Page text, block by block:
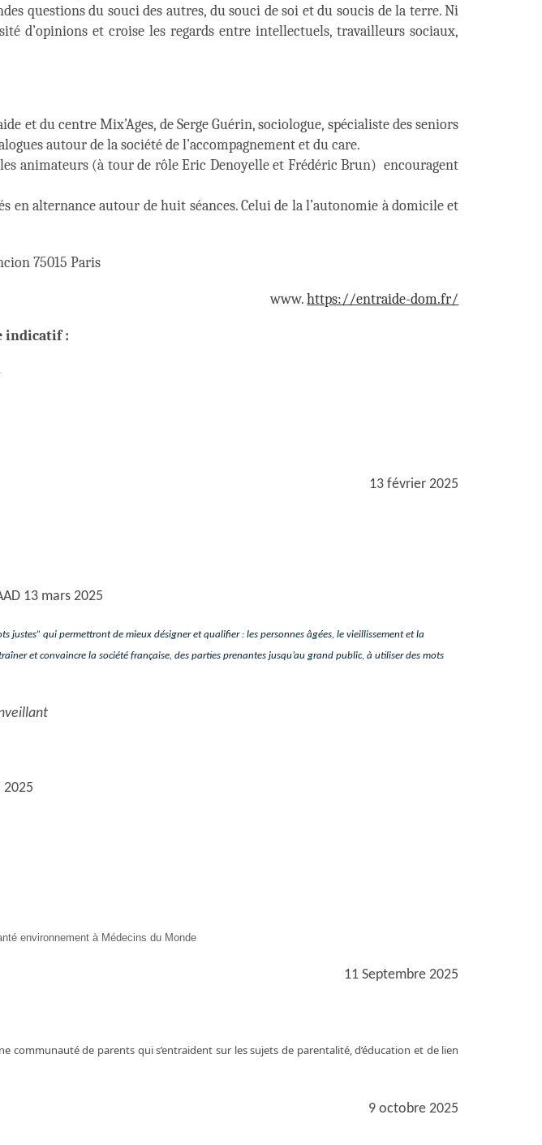
questions du souci des autres, du souci de soi et du soucis de la terre. Ni
d’opinions et croise les regards entre intellectuels, travailleurs sociaux,
et du centre Mix’Ages, de Serge Guérin, sociologue, spécialiste des seniors
autour de la société de l’accompagnement et du care.
animateurs (à tour de rôle Eric Denoyelle et Frédéric Brun) encouragent
en alternance autour de huit séances. Celui de la l’autonomie à domicile et
75015 Paris
www.https://entraide-dom.fr/
indicatif :
13 février 2025
13 mars 2025
justes” qui permettront de mieux désigner et qualifier : les personnes âgées, le vieillissement et la
et convaincre la société française, des parties prenantes jusqu’au grand public, à utiliser des mots
2025
environnement à Médecins du Monde
11 Septembre 2025
communauté de parents qui s’entraident sur les sujets de parentalité, d’éducation et de lien
9 octobre 2025